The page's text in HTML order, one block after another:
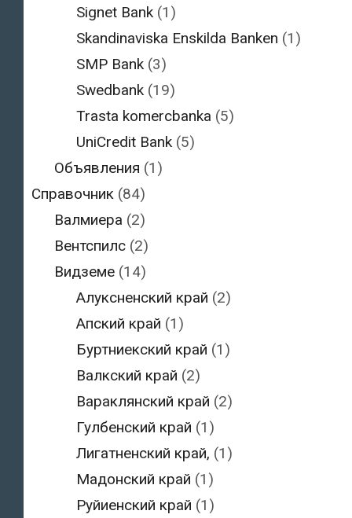
Signet Bank (1)
Skandinaviska Enskilda Banken (1)
SMP Bank (3)
Swedbank (19)
Trasta komercbanka (5)
UniCredit Bank (5)
Объявления (1)
Справочник (84)
Валмиера (2)
Вентспилс(2)
Видземе(14)
Алуксненский край (2)
Апский край (1)
Буртниекский край (1)
Валкский край (2)
Вараклянский край (2)
Гулбенский край (1)
Лигатненский край, (1)
Мадонский край (1)
Руйиенский край (1)